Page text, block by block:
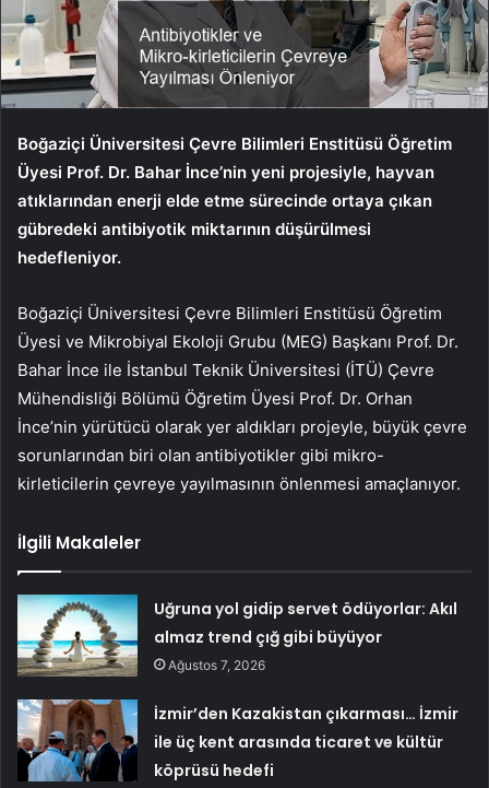
Boğaziçi Üniversitesi Çevre Bilimleri Enstitüsü Öğretim
Üyesi Prof. Dr. Bahar İnce’nin yeni projesiyle, hayvan
atıklarından enerji elde etme sürecinde ortaya çıkan
gübredeki antibiyotik miktarının düşürülmesi
hedefleniyor.
Boğaziçi Üniversitesi Çevre Bilimleri Enstitüsü Öğretim
Üyesi ve Mikrobiyal Ekoloji Grubu (MEG) Başkanı Prof. Dr.
Bahar İnce ile İstanbul Teknik Üniversitesi (İTÜ) Çevre
Mühendisliği Bölümü Öğretim Üyesi Prof. Dr. Orhan
İnce’nin yürütücü olarak yer aldıkları projeyle, büyük çevre
sorunlarından biri olan antibiyotikler gibi mikro-
kirleticilerin çevreye yayılmasının önlenmesi amaçlanıyor.
İlgili Makaleler
Uğruna yol gidip servet ödüyorlar: Akıl
almaz trend çığ gibi büyüyor
Ağustos 7, 2026
İzmir’den Kazakistan çıkarması… İzmir
ile üç kent arasında ticaret ve kültür
köprüsü hedefi